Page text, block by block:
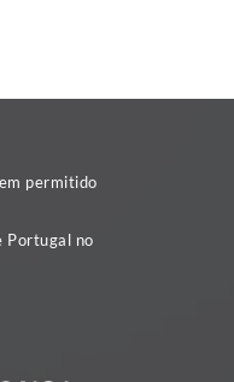
permitido
Portugal no